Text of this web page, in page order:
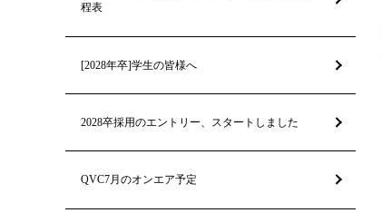
程表
[2028年卒]学生の皆様へ
2028卒採用のエントリー、スタートしました
QVC7月のオンエア予定